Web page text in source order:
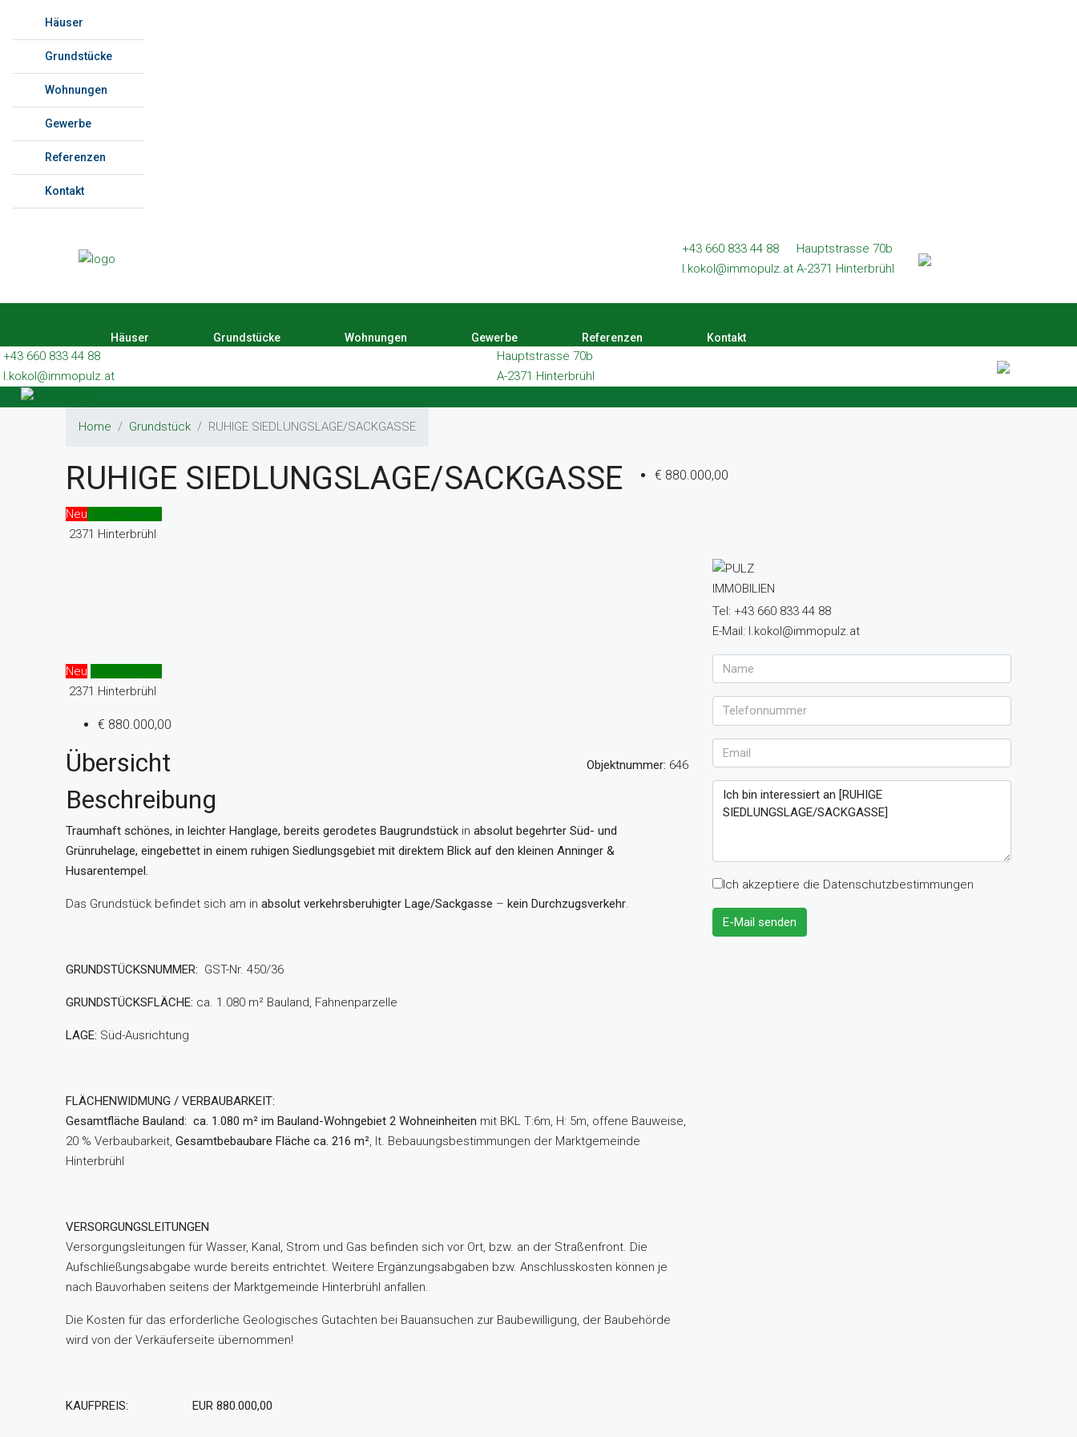
Häuser
Grundstücke
Wohnungen
Gewerbe
Referenzen
Kontakt
+43 660 833 44 88
l.kokol@immopulz.at
Hauptstrasse 70b
A-2371 Hinterbrühl
Häuser Grundstücke Wohnungen Gewerbe Referenzen Kontakt
+43 660 833 44 88
l.kokol@immopulz.at
Hauptstrasse 70b
A-2371 Hinterbrühl
Home Grundstück RUHIGE SIEDLUNGSLAGE/SACKGASSE
RUHIGE SIEDLUNGSLAGE/SACKGASSE € 880.000,00
Neu Zu Verkaufen
2371 Hinterbrühl
Neu Zu Verkaufen
2371 Hinterbrühl
€ 880.000,00
Übersicht Objektnummer: 646
Beschreibung
Traumhaft schönes, in leichter Hanglage, bereits gerodetes Baugrundstück in absolut begehrter Süd- und
Grünruhelage, eingebettet in einem ruhigen Siedlungsgebiet mit direktem Blick auf den kleinen Anninger &
Husarentempel.
Das Grundstück befindet sich am in absolut verkehrsberuhigter Lage/Sackgasse – kein Durchzugsverkehr
GRUNDSTÜCKSNUMMER: GST-Nr. 450/36
GRUNDSTÜCKSFLÄCHE: ca. 1.080 m² Bauland, Fahnenparzelle
LAGE: Süd-Ausrichtung
FLÄCHENWIDMUNG / VERBAUBARKEIT:
Gesamtfläche Bauland: ca. 1.080 m² im Bauland-Wohngebiet 2 Wohneinheiten mit BKL T:6m, H: 5m, offene Bauweise,
20 % Verbaubarkeit, Gesamtbebaubare Fläche ca. 216 m² , lt. Bebauungsbestimmungen der Marktgemeinde
Hinterbrühl
VERSORGUNGSLEITUNGEN
Versorgungsleitungen für Wasser, Kanal, Strom und Gas befinden sich vor Ort, bzw. an der Straßenfront. Die
Aufschließungsabgabe wurde bereits entrichtet. Weitere Ergänzungsabgaben bzw. Anschlusskosten können je
nach Bauvorhaben seitens der Marktgemeinde Hinterbrühl anfallen.
Die Kosten für das erforderliche Geologisches Gutachten bei Bauansuchen zur Baubewilligung, der Baubehörde
wird von der Verkäuferseite übernommen!
KAUFPREIS: EUR 880.000,00
Tel: +43 660 833 44 88
E-Mail: l.kokol@immopulz.at
Ich akzeptiere die Datenschutzbestimmungen
E-Mail senden